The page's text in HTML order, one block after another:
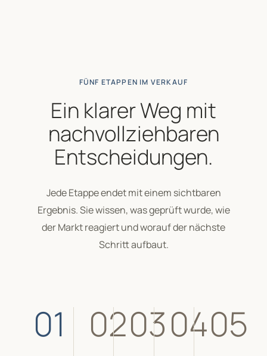
FÜNF ETAPPEN IM VERKAUF
Ein klarer Weg mit
nachvollziehbaren
Entscheidungen.
Jede Etappe endet mit einem sichtbaren
Ergebnis. Sie wissen, was geprüft wurde, wie
der Markt reagiert und worauf der nächste
Schritt aufbaut.
01 02030405